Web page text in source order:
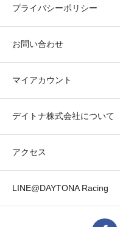
プライバシーポリシー
お問い合わせ
マイアカウント
デイトナ株式会社について
アクセス
LINE@DAYTONA Racing